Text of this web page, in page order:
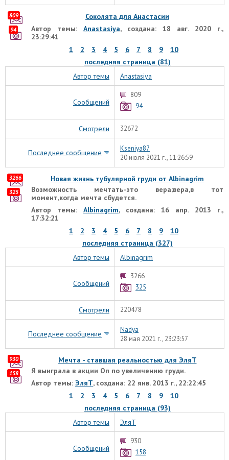
Соколята для Анастасии
Автор темы: Anastasiya, создана: 18 авг. 2020 г.,
23:29:41
1
2 3 4 5 6 7 8 9
10
последняя страница (81)
809
94
Автор темы Anastasiya
Сообщений
809
94
Смотрели 32672
Последнее сообщение
Kseniya87
20 июля 2021 г., 11:26:59
Новая жизнь тубулярной груди от Albinagrim
Возможность мечтать-это вера;вера,в тот
момент,когда мечта сбудется.
Автор темы: Albinagrim, создана: 16 апр. 2013 г.,
17:32:21
1
2 3 4 5 6 7 8 9
10
последняя страница (327)
3266
325
Автор темы Albinagrim
Сообщений
3266
325
Смотрели 220478
Последнее сообщение
Nadya
28 мая 2021 г., 23:23:57
Мечта - ставшая реальностью для ЭляТ
Я выиграла в акции Оп по увеличению груди.
Автор темы: ЭляТ, создана: 22 янв. 2013 г., 22:22:45
1
2 3 4 5 6 7 8 9
10
последняя страница (93)
930
158
Автор темы ЭляТ
Сообщений
930
158